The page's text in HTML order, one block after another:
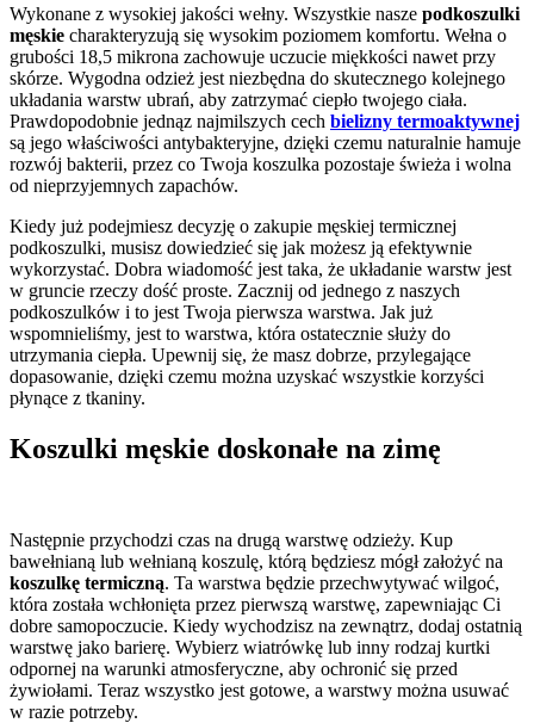
Wykonane z wysokiej jakości wełny. Wszystkie nasze podkoszulki
męskie charakteryzują się wysokim poziomem komfortu. Wełna o
grubości 18,5 mikrona zachowuje uczucie miękkości nawet przy
skórze. Wygodna odzież jest niezbędna do skutecznego kolejnego
układania warstw ubrań, aby zatrzymać ciepło twojego ciała.
Prawdopodobnie jednąz najmilszych cech bielizny termoaktywnej
są jego właściwości antybakteryjne, dzięki czemu naturalnie hamuje
rozwój bakterii, przez co Twoja koszulka pozostaje świeża i wolna
od nieprzyjemnych zapachów.
Kiedy już podejmiesz decyzję o zakupie męskiej termicznej
podkoszulki, musisz dowiedzieć się jak możesz ją efektywnie
wykorzystać. Dobra wiadomość jest taka, że układanie warstw jest
w gruncie rzeczy dość proste. Zacznij od jednego z naszych
podkoszulków i to jest Twoja pierwsza warstwa. Jak już
wspomnieliśmy, jest to warstwa, która ostatecznie służy do
utrzymania ciepła. Upewnij się, że masz dobrze, przylegające
dopasowanie, dzięki czemu można uzyskać wszystkie korzyści
płynące z tkaniny.
Koszulki męskie doskonałe na zimę
Następnie przychodzi czas na drugą warstwę odzieży. Kup
bawełnianą lub wełnianą koszulę, którą będziesz mógł założyć na
koszulkę termiczną. Ta warstwa będzie przechwytywać wilgoć,
która została wchłonięta przez pierwszą warstwę, zapewniając Ci
dobre samopoczucie. Kiedy wychodzisz na zewnątrz, dodaj ostatnią
warstwę jako barierę. Wybierz wiatrówkę lub inny rodzaj kurtki
odpornej na warunki atmosferyczne, aby ochronić się przed
żywiołami. Teraz wszystko jest gotowe, a warstwy można usuwać
w razie potrzeby.